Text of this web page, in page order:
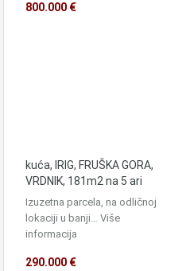
800.000 €
kuća, IRIG, FRUŠKA GORA,
VRDNIK, 181m2 na 5 ari
Izuzetna parcela, na odličnoj
lokaciji u banji… Više
informacija
290.000 €